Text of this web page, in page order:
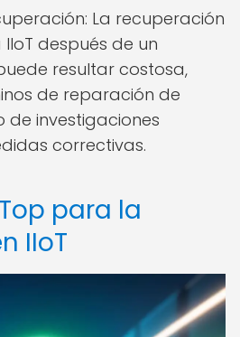
La recuperación
después de un
resultar costosa,
de reparación de
de investigaciones
correctivas.
para la
IIoT